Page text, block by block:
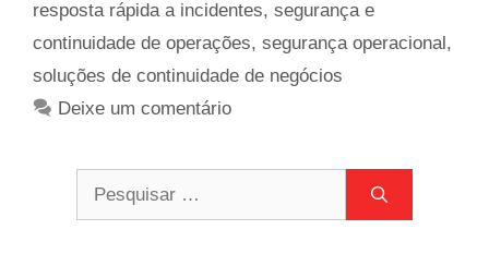
resposta rápida a incidentes, segurança e
continuidade de operações, segurança operacional ,
soluções de continuidade de negócios
Deixe um comentário